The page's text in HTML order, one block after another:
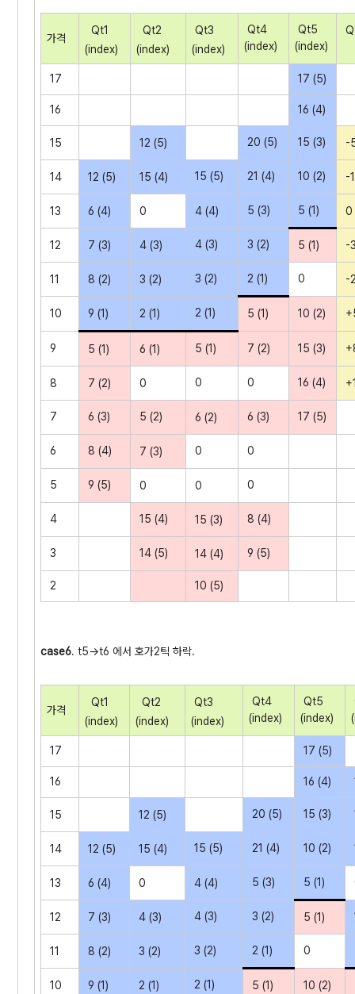
가격
Qt1
(index)
Qt2
(index)
Qt3
(index)
Qt4
(index)
Qt5
(index)
17 17 (5)
16 16 (4)
15 12 (5) 20 (5) 15 (3) -
14 12 (5) 15 (4) 15 (5) 21 (4) 10 (2) -
13 6 (4) 0 4 (4) 5 (3) 5 (1) 0
12 7 (3) 4 (3) 4 (3) 3 (2) 5 (1) -
11 8 (2) 3 (2) 3 (2) 2 (1) 0 -
10 9 (1) 2 (1) 2 (1) 5 (1) 10 (2)
9 5 (1) 6 (1) 5 (1) 7 (2) 15 (3)
8 7 (2) 0 0 0 16 (4)
7 6 (3) 5 (2) 6 (2) 6 (3) 17 (5)
6 8 (4) 7 (3) 0 0
5 9 (5) 0 0 0
4 15 (4) 15 (3) 8 (4)
3 14 (5) 14 (4) 9 (5)
2 10 (5)
case6. t5->t6 에서 호가2틱 하락.
가격
Qt1
(index)
Qt2
(index)
Qt3
(index)
Qt4
(index)
Qt5
(index)
17 17 (5)
16 16 (4)
15 12 (5) 20 (5) 15 (3)
14 12 (5) 15 (4) 15 (5) 21 (4) 10 (2)
13 6 (4) 0 4 (4) 5 (3) 5 (1)
12 7 (3) 4 (3) 4 (3) 3 (2) 5 (1)
11 8 (2) 3 (2) 3 (2) 2 (1) 0
10 9 (1) 2 (1) 2 (1) 5 (1) 10 (2)